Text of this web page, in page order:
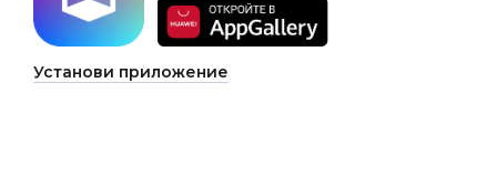
Установи приложение